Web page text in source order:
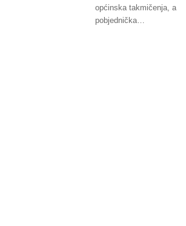
općinska takmičenja, a
pobjednička…